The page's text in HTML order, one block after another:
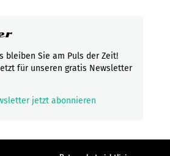
bleiben Sie am Puls der Zeit!
für unseren gratis Newsletter
jetzt abonnieren